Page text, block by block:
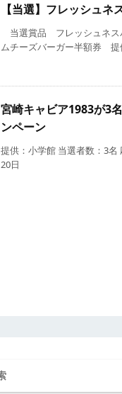
【当選】フレッシュネ
当選賞品 フレッシュネス
ムチーズバーガー半額券
宮崎キャビア1983が3
ンペーン
提供：小学館 当選者数：3名
20日